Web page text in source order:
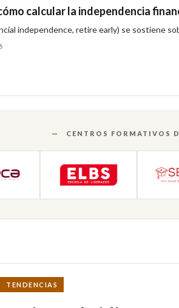
calcular la independencia
independence, retire early) se sostiene
CENTROS FORMATIVOS
TENDENCIAS